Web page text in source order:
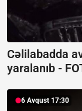
Cəlilabadda
yaralanıb -
6 Avqust 17:30